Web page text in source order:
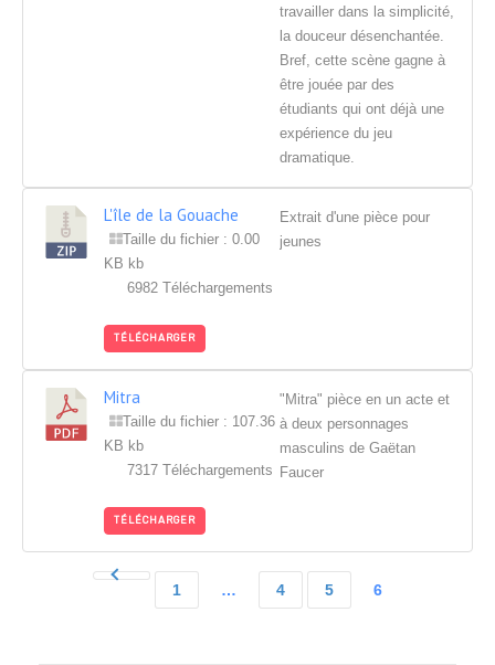
travailler dans la simplicité,
la douceur désenchantée.
Bref, cette scène gagne à
être jouée par des
étudiants qui ont déjà une
expérience du jeu
dramatique.
L'île de la Gouache
Taille du fichier : 0.00
KB kb
6982 Téléchargements
TÉLÉCHARGER
Extrait d'une pièce pour
jeunes
Mitra
Taille du fichier : 107.36
KB kb
7317 Téléchargements
TÉLÉCHARGER
"Mitra" pièce en un acte et
à deux personnages
masculins de Gaëtan
Faucer
1 … 4 5 6